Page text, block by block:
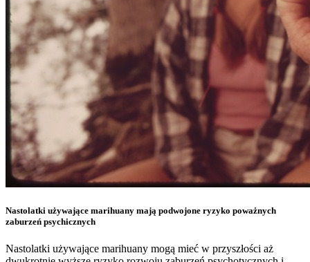
Nastolatki używające marihuany mają podwojone ryzyko poważnych
zaburzeń psychicznych
Nastolatki używające marihuany mogą mieć w przyszłości aż